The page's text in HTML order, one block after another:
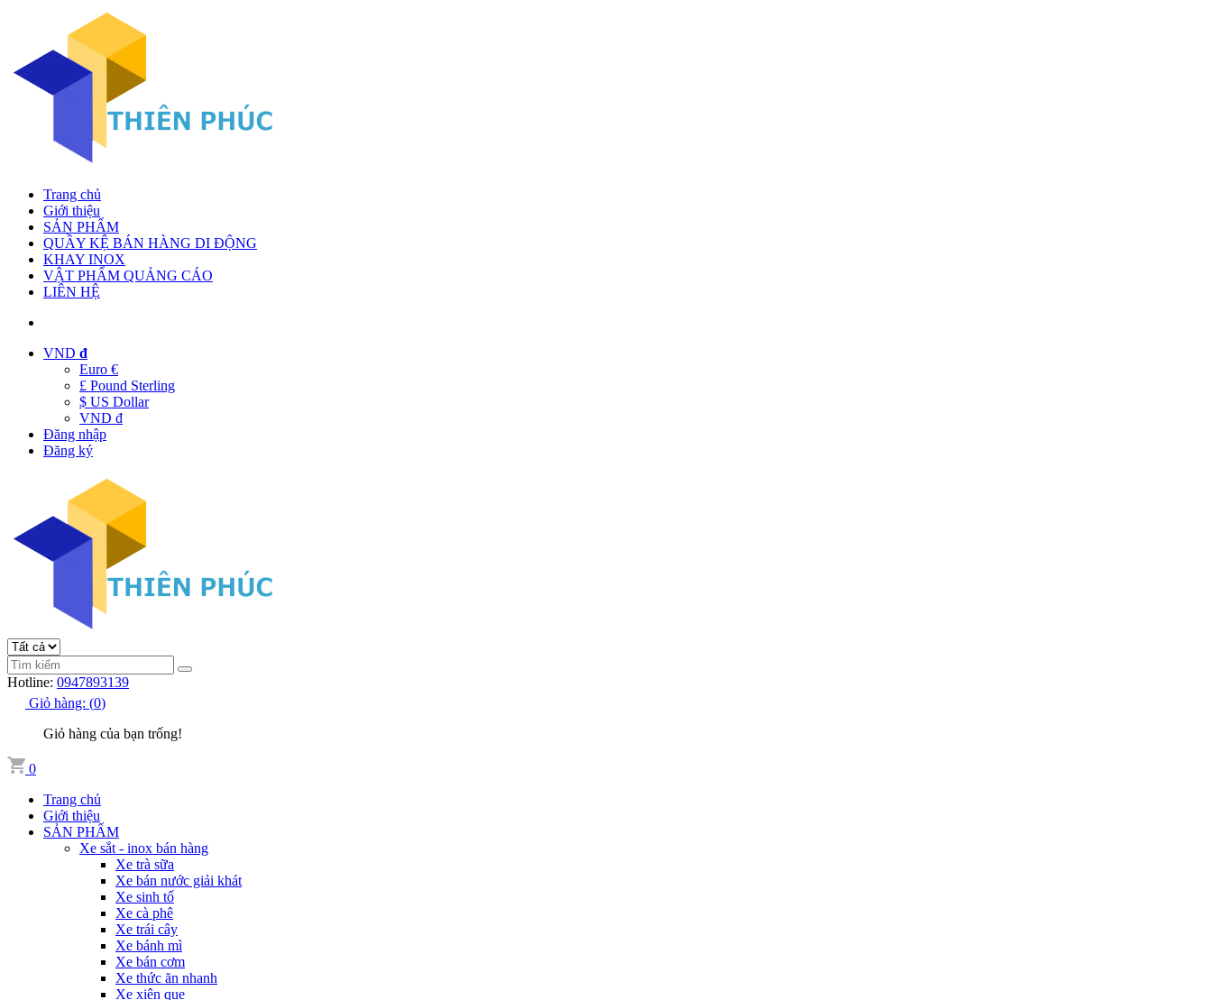
Trang chủ
Giới thiệu
SẢN PHẨM
QUẦY KỆ BÁN HÀNG DI ĐỘNG
KHAY INOX
VẬT PHẨM QUẢNG CÁO
LIÊN HỆ
VND đ
Euro €
£ Pound Sterling
$ US Dollar
VND đ
Đăng nhập
Đăng ký
Hotline: 0947893139
Giỏ hàng: (0)
Giỏ hàng của bạn trống!
0
Trang chủ
Giới thiệu
SẢN PHẨM
Xe sắt - inox bán hàng
Xe trà sữa
Xe bán nước giải khát
Xe sinh tố
Xe cà phê
Xe trái cây
Xe bánh mì
Xe bán cơm
Xe thức ăn nhanh
Xe xiên que